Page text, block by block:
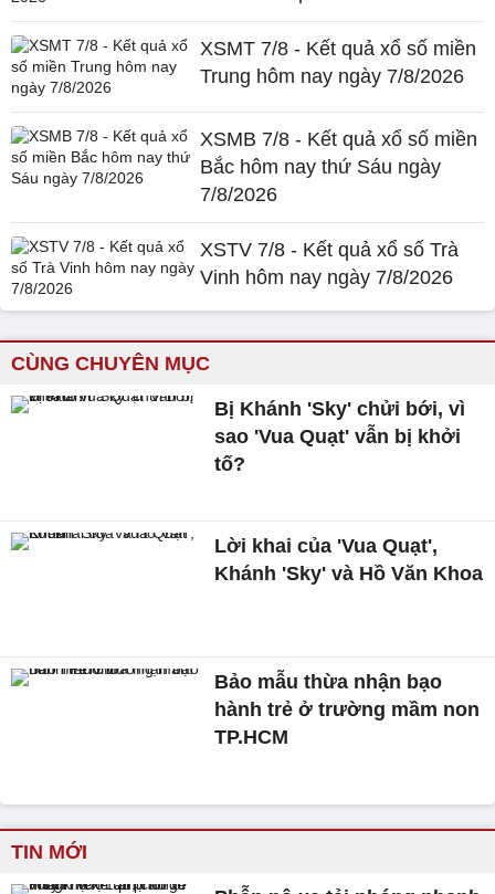
XSMT 7/8 - Kết quả xổ số miền
Trung hôm nay ngày 7/8/2026
XSMB 7/8 - Kết quả xổ số miền
Bắc hôm nay thứ Sáu ngày
7/8/2026
XSTV 7/8 - Kết quả xổ số Trà
Vinh hôm nay ngày 7/8/2026
CÙNG CHUYÊN MỤC
Bị Khánh 'Sky' chửi bới, vì
sao 'Vua Quạt' vẫn bị khởi
tố?
Lời khai của 'Vua Quạt',
Khánh 'Sky' và Hồ Văn Khoa
Bảo mẫu thừa nhận bạo
hành trẻ ở trường mầm non
TP.HCM
TIN MỚI